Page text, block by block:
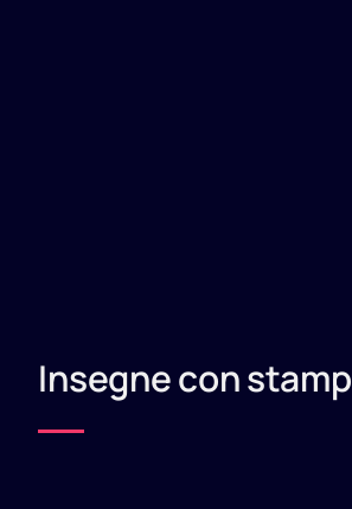
Insegne con